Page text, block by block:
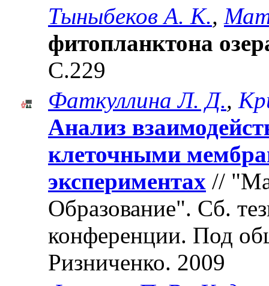
Тыныбеков А. К.,
фитопланктона
С.229
Фаткуллина Л. Д.,
Анализ
клеточными
экспериментах //
Образование". Cб.
конференции. Под
Ризниченко. 2009